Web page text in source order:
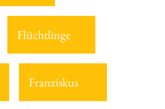
Flüchtlinge
Franziskus